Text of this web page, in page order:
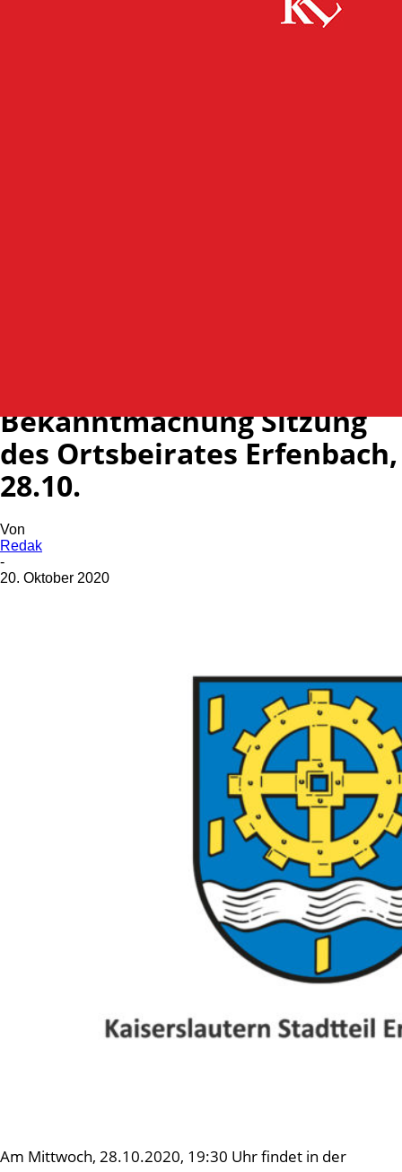
Bekanntmachung Sitzung
des Ortsbeirates Erfenbach,
28.10.
Von
Redak
-
20. Oktober 2020
Am Mittwoch, 28.10.2020, 19:30 Uhr findet in der